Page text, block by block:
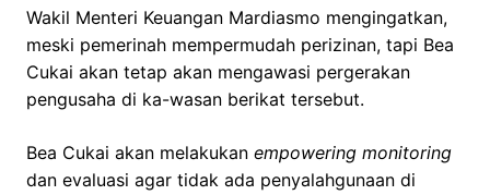
Wakil Menteri Keuangan Mardiasmo mengingatkan,
meski pemerinah mempermudah perizinan, tapi Bea
Cukai akan tetap akan mengawasi pergerakan
pengusaha di ka-wasan berikat tersebut.
Bea Cukai akan melakukan empowering monitoring
dan evaluasi agar tidak ada penyalahgunaan di